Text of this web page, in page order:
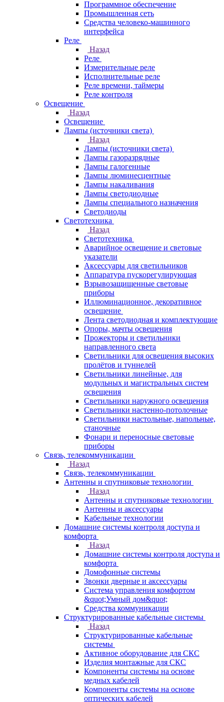
Программное обеспечение
Промышленная сеть
Средства человеко-машинного
интерфейса
Реле
Назад
Реле
Измерительные реле
Исполнительные реле
Реле времени, таймеры
Реле контроля
Освещение
Назад
Освещение
Лампы (источники света)
Назад
Лампы (источники света)
Лампы газоразрядные
Лампы галогенные
Лампы люминесцентные
Лампы накаливания
Лампы светодиодные
Лампы специального назначения
Светодиоды
Светотехника
Назад
Светотехника
Аварийное освещение и световые
указатели
Аксессуары для светильников
Аппаратура пускорегулирующая
Взрывозащищенные световые
приборы
Иллюминационное, декоративное
освещение
Лента светодиодная и комплектующие
Опоры, мачты освещения
Прожекторы и светильники
направленного света
Светильники для освещения высоких
пролётов и туннелей
Светильники линейные, для
модульных и магистральных систем
освещения
Светильники наружного освещения
Светильники настенно-потолочные
Светильники настольные, напольные,
станочные
Фонари и переносные световые
приборы
Связь, телекоммуникации
Назад
Связь, телекоммуникации
Антенны и спутниковые технологии
Назад
Антенны и спутниковые технологии
Антенны и аксессуары
Кабельные технологии
Домашние системы контроля доступа и
комфорта
Назад
Домашние системы контроля доступа и
комфорта
Домофонные системы
Звонки дверные и аксессуары
Система управления комфортом
&quot;Умный дом&quot;
Средства коммуникации
Структурированные кабельные системы
Назад
Структурированные кабельные
системы
Активное оборудование для СКС
Изделия монтажные для СКС
Компоненты системы на основе
медных кабелей
Компоненты системы на основе
оптических кабелей